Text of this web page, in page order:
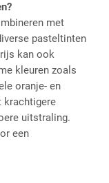
met
pasteltinten
kan ook
kleuren zoals
oranje- en
krachtigere
uitstraling.
een